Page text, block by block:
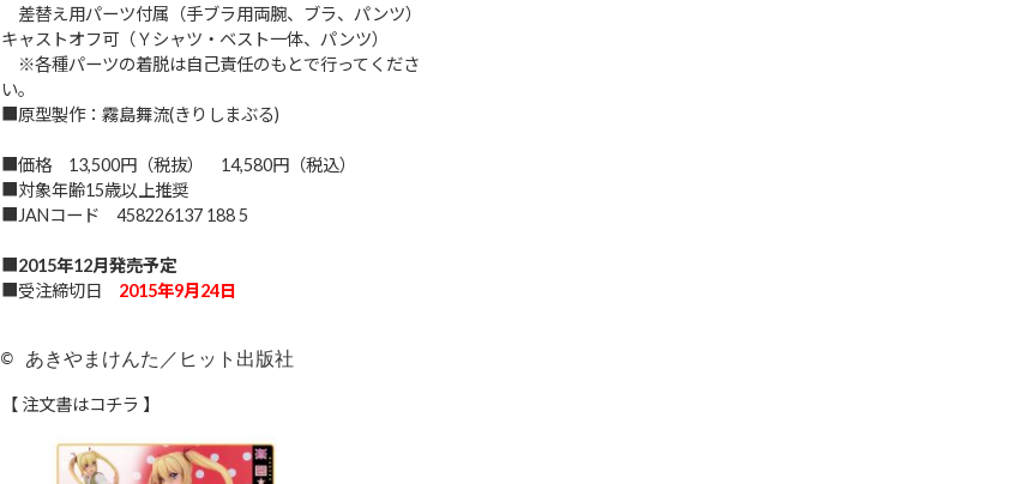
差替え用パーツ付属（手ブラ用両腕、ブラ、パンツ）
キャストオフ可（Ｙシャツ・ベスト一体、パンツ）
※各種パーツの着脱は自己責任のもとで行ってくださ
い。
■原型製作：霧島舞流(きりしまぶる)
■価格 13,500円（税抜） 14,580円（税込）
■対象年齢15歳以上推奨
■JANコード 458226137 188 5
2015年12月発売予定
■受注締切日 2015年9月24日
© あきやまけんた／ヒット出版社
【 注文書はコチラ 】